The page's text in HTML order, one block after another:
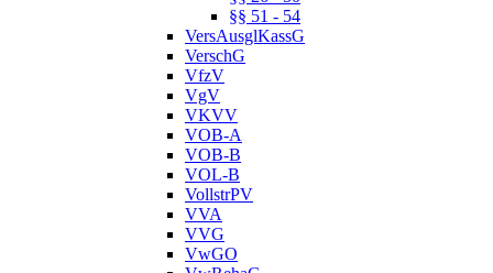
§§ 51 - 54
VersAusglKassG
VerschG
VfzV
VgV
VKVV
VOB-A
VOB-B
VOL-B
VollstrPV
VVA
VVG
VwGO